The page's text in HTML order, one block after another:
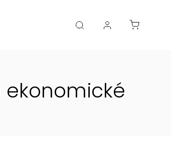
DOPLNKY Značky
ekonomické